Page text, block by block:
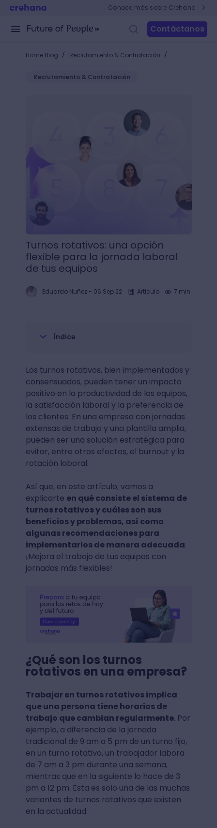
Conoce más sobre Crehana
Contáctanos
Home Blog / Reclutamiento & Contratación /
Reclutamiento & Contratación
Turnos rotativos: una opción
flexible para la jornada laboral
de tus equipos
Eduardo Nuñez- 06 Sep 22 Articulo 7 min.
Índice
Los turnos rotativos, bien implementados y
consensuados, pueden tener un impacto
positivo en la productividad de los equipos,
la satisfacción laboral y la preferencia de
los clientes. En una empresa con jornadas
extensas de trabajo y una plantilla amplia,
pueden ser una solución estratégica para
evitar, entre otros efectos, el burnout y la
rotación laboral.
Así que, en este artículo, vamos a
explicarte en qué consiste el sistema de
turnos rotativos y cuáles son sus
beneficios y problemas, así como
algunas recomendaciones para
implementarlos de manera adecuada.
¡Mejora el trabajo de tus equipos con
jornadas más flexibles!
¿Qué son los turnos
rotativos en una empresa?
Trabajar en turnos rotativos implica
que una persona tiene horarios de
trabajo que cambian regularmente. Por
ejemplo, a diferencia de la jornada
tradicional de 9 am a 5 pm de un turno fijo,
en un turno rotativo, un trabajador labora
de 7 am a 3 pm durante una semana,
mientras que en la siguiente lo hace de 3
pm a 12 pm. Esta es solo una de las muchas
variantes de turnos rotativos que existen
en la actualidad.